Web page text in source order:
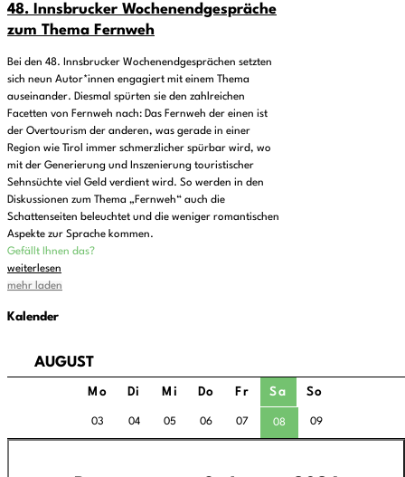
48. Innsbrucker Wochenendgespräche
zum Thema Fernweh
Bei den 48. Innsbrucker Wochenendgesprächen setzten
sich neun Autor*innen engagiert mit einem Thema
auseinander. Diesmal spürten sie den zahlreichen
Facetten von Fernweh nach: Das Fernweh der einen ist
der Overtourism der anderen, was gerade in einer
Region wie Tirol immer schmerzlicher spürbar wird, wo
mit der Generierung und Inszenierung touristischer
Sehnsüchte viel Geld verdient wird. So werden in den
Diskussionen zum Thema „Fernweh“ auch die
Schattenseiten beleuchtet und die weniger romantischen
Aspekte zur Sprache kommen.
Gefällt Ihnen das?
weiterlesen
mehr laden
Kalender
AUGUST
Mo Di Mi Do Fr Sa So
03 04 05 06 07 08 09